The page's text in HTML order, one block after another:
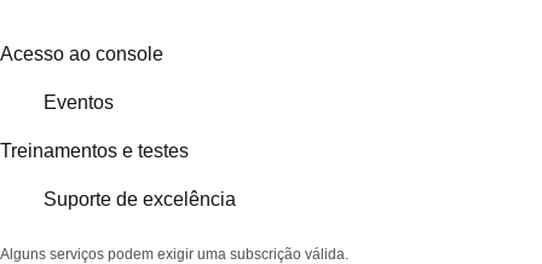
Acesso ao console
Eventos
Treinamentos e testes
Suporte de excelência
Alguns serviços podem exigir uma subscrição válida.